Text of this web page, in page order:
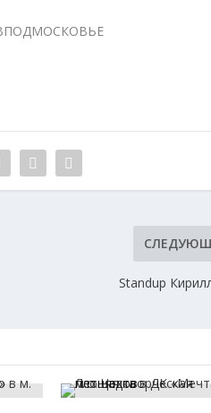
Standup